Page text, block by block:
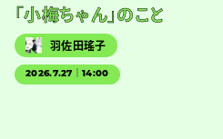
「小梅ちゃん」のこと
羽佐田瑤子
2026.7.27｜14:00